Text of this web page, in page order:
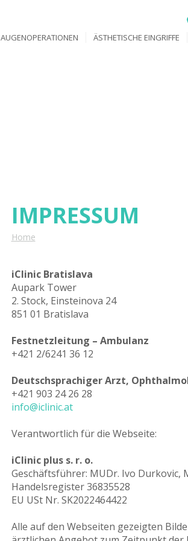
AUGENOPERATIONEN ÄSTHETISCHE EINGRIFFE
IMPRESSUM
Home
iClinic Bratislava
Aupark Tower
2. Stock, Einsteinova 24
851 01 Bratislava
Festnetzleitung – Ambulanz
+421 2/6241 36 12
Deutschsprachiger Arzt,
+421 903 24 26 28
info@iclinic.at
Verantwortlich für die Webseite:
iClinic plus s. r. o.
Geschäftsführer: MUDr. Ivo Durkovic,
Handelsregister 36835528
EU USt Nr. SK2022464422
Alle auf den Webseiten gezeigten